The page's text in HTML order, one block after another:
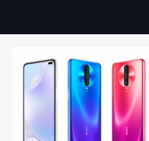
TECHBBS
HINTA.FI
VAIHDA TEEMA